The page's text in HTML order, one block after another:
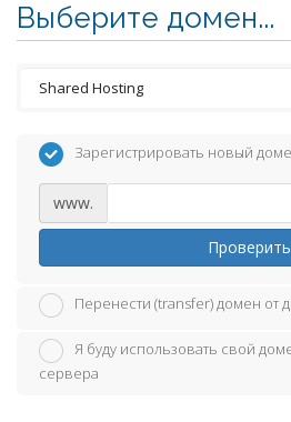
Выберите домен...
Зарегистрировать новый
www.
Проверить
Перенести (transfer) домен от
Я буду использовать свой
сервера